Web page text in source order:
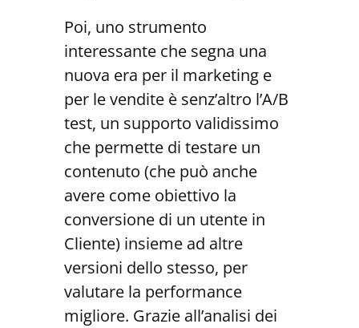
Poi, uno strumento
interessante che segna una
nuova era per il marketing e
per le vendite è senz’altro l’A/B
test, un supporto validissimo
che permette di testare un
contenuto (che può anche
avere come obiettivo la
conversione di un utente in
Cliente) insieme ad altre
versioni dello stesso, per
valutare la performance
migliore. Grazie all’analisi dei